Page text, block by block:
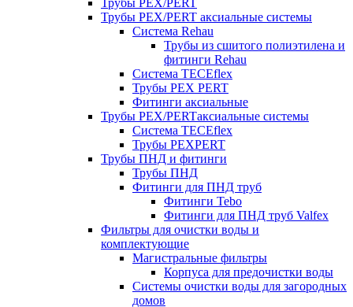
Трубы PEX/PERT
Трубы PEX/PERT аксиальные системы
Система Rehau
Трубы из сшитого полиэтилена и
фитинги Rehau
Система TECEflex
Трубы PEX PERT
Фитинги аксиальные
Трубы PEX/PERTаксиальные системы
Система TECEflex
Трубы PEXPERT
Трубы ПНД и фитинги
Трубы ПНД
Фитинги для ПНД труб
Фитинги Tebo
Фитинги для ПНД труб Valfex
Фильтры для очистки воды и
комплектующие
Магистральные фильтры
Корпуса для предочистки воды
Системы очистки воды для загородных
домов